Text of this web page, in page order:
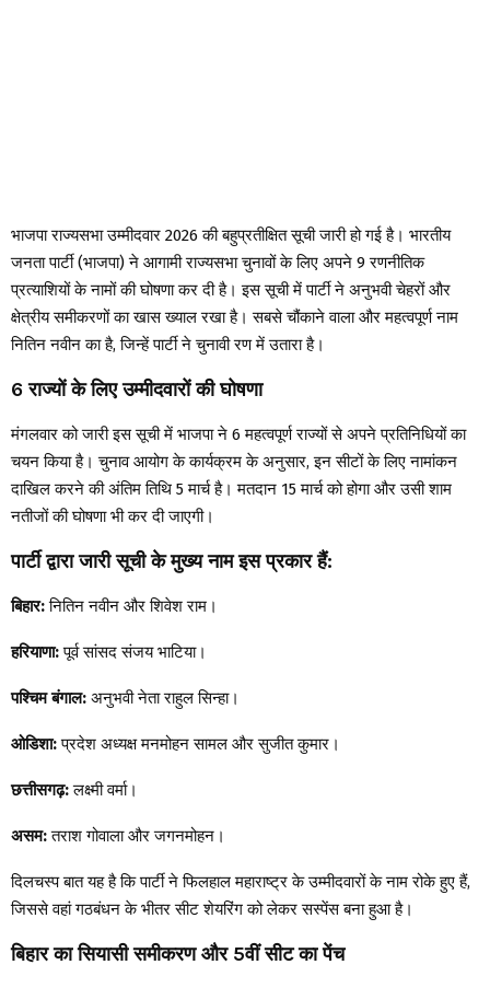
भाजपा राज्यसभा उम्मीदवार 2026 की बहुप्रतीक्षित सूची जारी हो गई है। भारतीय
जनता पार्टी (भाजपा) ने आगामी राज्यसभा चुनावों के लिए अपने 9 रणनीतिक
प्रत्याशियों के नामों की घोषणा कर दी है। इस सूची में पार्टी ने अनुभवी चेहरों और
क्षेत्रीय समीकरणों का खास ख्याल रखा है। सबसे चौंकाने वाला और महत्वपूर्ण नाम
नितिन नवीन का है, जिन्हें पार्टी ने चुनावी रण में उतारा है।
6 राज्यों के लिए उम्मीदवारों की घोषणा
मंगलवार को जारी इस सूची में भाजपा ने 6 महत्वपूर्ण राज्यों से अपने प्रतिनिधियों का
चयन किया है। चुनाव आयोग के कार्यक्रम के अनुसार, इन सीटों के लिए नामांकन
दाखिल करने की अंतिम तिथि 5 मार्च है। मतदान 15 मार्च को होगा और उसी शाम
नतीजों की घोषणा भी कर दी जाएगी।
पार्टी द्वारा जारी सूची के मुख्य नाम इस प्रकार हैं:
बिहार:नितिन नवीन और शिवेश राम।
हरियाणा:पूर्व सांसद संजय भाटिया।
पश्चिम बंगाल: अनुभवी नेता राहुल सिन्हा।
ओडिशा:प्रदेश अध्यक्ष मनमोहन सामल और सुजीत कुमार।
छत्तीसगढ़:लक्ष्मी वर्मा।
असम:तराश गोवाला और जगनमोहन।
दिलचस्प बात यह है कि पार्टी ने फिलहाल महाराष्ट्र के उम्मीदवारों के नाम रोके हुए हैं,
जिससे वहां गठबंधन के भीतर सीट शेयरिंग को लेकर सस्पेंस बना हुआ है।
बिहार का सियासी समीकरण और 5वीं सीट का पेंच